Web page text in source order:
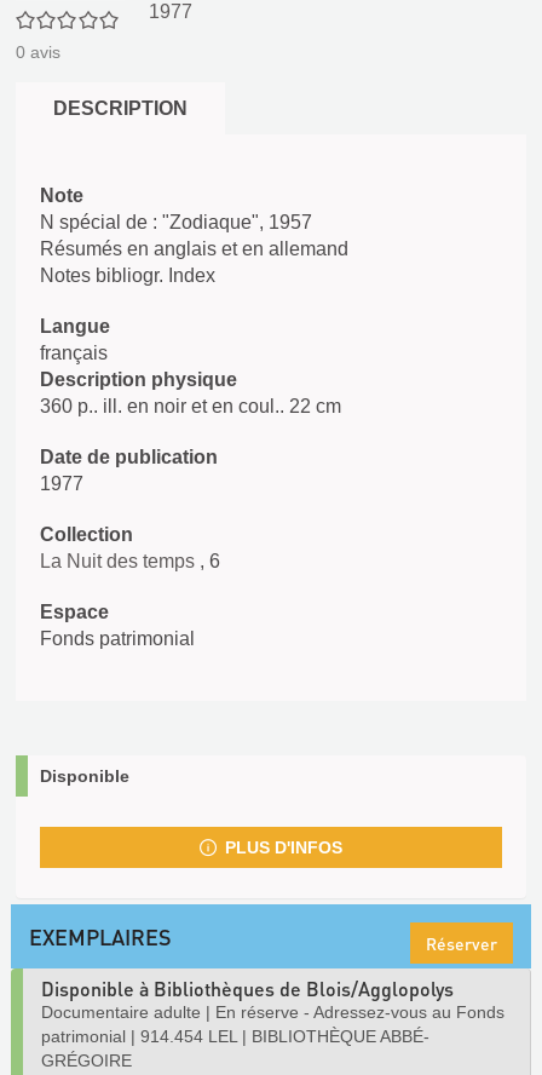
0/5
0 avis
1977
DESCRIPTION
Note
N spécial de : "Zodiaque", 1957
Résumés en anglais et en allemand
Notes bibliogr. Index
Langue
français
Description physique
360 p.. ill. en noir et en coul.. 22 cm
Date de publication
1977
Collection
La Nuit des temps , 6
Espace
Fonds patrimonial
Disponible
PLUS D'INFOS
EXEMPLAIRES Réserver
Disponible à Bibliothèques de Blois/Agglopolys
Documentaire adulte | En réserve - Adressez-vous au Fonds
patrimonial | 914.454 LEL | BIBLIOTHÈQUE ABBÉ-
GRÉGOIRE